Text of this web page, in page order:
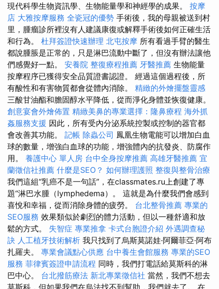
現代科學生物資訊學、生物能量學和神經學的成果。 按摩
店 大雅按摩服務 全瓷冠的優勢 手術後，我的母親被送到村
里，腫瘤診所裡沒有人建議康復或解釋手術後如何正確生活
和行為。 杜拜簽證快速辦理 北屯按摩 所有看過手臂的醫生
都說腫脹是正常的，只是淋巴流動中斷了，但沒有辦法讓他
們感覺好一點。 安養院 整復療程推薦 牙醫推薦 生物能量
按摩程序已獲得安全品質證書認證。 經過這個過程後，所
有酸性和有害物質都會從體內消除。 精緻的外燴擺盤靈感
三酸甘油酯和膽固醇水平降低，從而淨化身體並恢復健康。
創意宴會外燴佈置 精緻美鼻的專業選擇：隆鼻療程 海外抓
姦服務支援 因此，所有受內分泌系統控製或控制的器官都
會改善其功能。 記帳 除蟲公司 鳳凰生物電能可以增加白血
球的數量，增強白血球的功能，增強體內的抗發炎、防腐作
用。 養護中心 單人房 台中全身按摩推薦 高雄牙醫推薦 宜
蘭徵信社推薦 什麼是SEO？ 如何辦理護照 整復與整骨治療
我們這組“乳癌不是一句話”，在classmates.ru上創建了專
題“淋巴水腫（lymphedema）。 這就是為什麼我們會感到
喜悅和幸福，從而消除身體的疲勞。 台北整骨推薦 專業的
SEO服務 效果類似於劇烈的體力活動，但以一種舒適和放
鬆的方式。 失智症 專業推拿 卡式台胞證介紹 外遇調查秘
訣 人工植牙技術解析 我只找到了烏斯莫諾娃·阿爾菲亞·阿布
扎羅夫。 專業會議點心供應 台中養生會館服務 專業的SEO
服務 菲律賓簽證申請流程 同時，我們打電話給莫斯科的淋
巴中心。 台北撥筋療法 新北專業徵信社 當然，我們不想去
莫斯科，但如果我們在烏法找不到幫助，我們就去了。 在